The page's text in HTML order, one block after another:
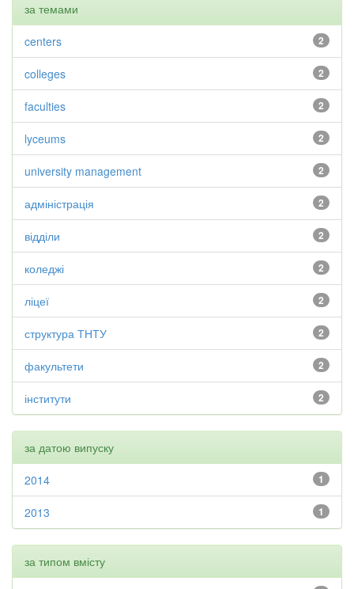
за темами
2
centers
2
colleges
2
faculties
2
lyceums
2
university management
2
адміністрація
2
відділи
2
коледжі
2
ліцеї
2
структура ТНТУ
2
факультети
2
інститути
за датою випуску
1
2014
1
2013
за типом вмісту